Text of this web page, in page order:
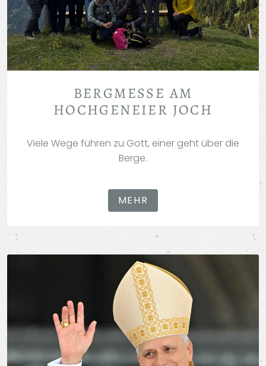
BERGMESSE AM
HOCHGENEIER JOCH
Viele Wege führen zu Gott, einer geht über die
Berge.
MEHR